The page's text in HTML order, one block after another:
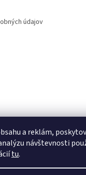
a reklám,
návštevnosti
tu.
údajov